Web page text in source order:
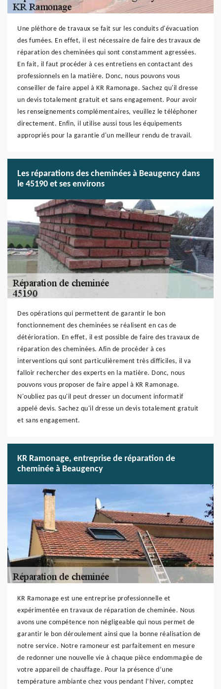
Une pléthore de travaux se fait sur les conduits d'évacuation
des fumées. En effet, il est nécessaire de faire des travaux de
réparation des cheminées qui sont constamment agressées.
En fait, il faut procéder à ces entretiens en contactant des
professionnels en la matière. Donc, nous pouvons vous
conseiller de faire appel à KR Ramonage. Sachez qu'il dresse
un devis totalement gratuit et sans engagement. Pour avoir
les renseignements complémentaires, veuillez le téléphoner
directement. Enfin, il utilise aussi tous les équipements
appropriés pour la garantie d'un meilleur rendu de travail.
Les réparations des cheminées à Beaugency dans
le 45190 et ses environs
Des opérations qui permettent de garantir le bon
fonctionnement des cheminées se réalisent en cas de
détérioration. En effet, il est possible de faire des travaux de
réparation des cheminées. Afin de procéder à ces
interventions qui sont particulièrement très difficiles, il va
falloir rechercher des experts en la matière. Donc, nous
pouvons vous proposer de faire appel à KR Ramonage.
N'oubliez pas qu'il peut dresser un document informatif
appelé devis. Sachez qu'il dresse un devis totalement gratuit
et sans engagement.
KR Ramonage, entreprise de réparation de
cheminée à Beaugency
KR Ramonage est une entreprise professionnelle et
expérimentée en travaux de réparation de cheminée. Nous
avons une compétence non négligeable qui nous permet de
garantir le bon déroulement ainsi que la bonne réalisation de
notre service. Notre ramoneur est parfaitement en mesure
de redonner une nouvelle vie à chaque pièce endommagée de
votre appareil de chauffage. Pour la présence d’une
température ambiante chez vous pendant l’hiver, comptez